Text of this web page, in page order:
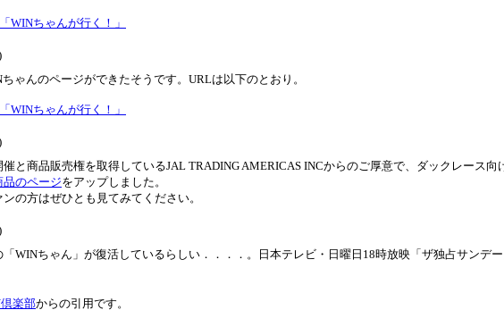
WINちゃんが行く！」
ゃんのページができたそうです。URLは以下のとおり。
WINちゃんが行く！」
と商品販売権を取得しているJAL TRADING AMERICAS INCからのご厚意で、ダックレース向
品のページをアップしました。
の方はぜひとも見てみてください。
WINちゃん」が復活しているらしい．．．．。日本テレビ・日曜日18時放映「ザ独占サンデ
楽部からの引用です。